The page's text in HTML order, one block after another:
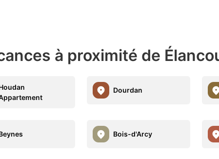
à proximité de
Dourdan
Bois-d'Arcy